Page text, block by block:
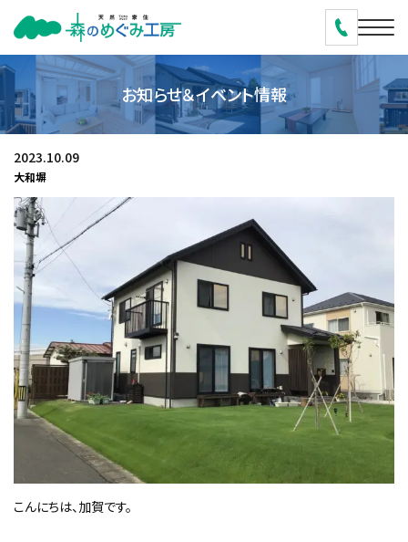
お知らせ＆イベント情報
2023.10.09
大和塀
こんにちは、加賀です。